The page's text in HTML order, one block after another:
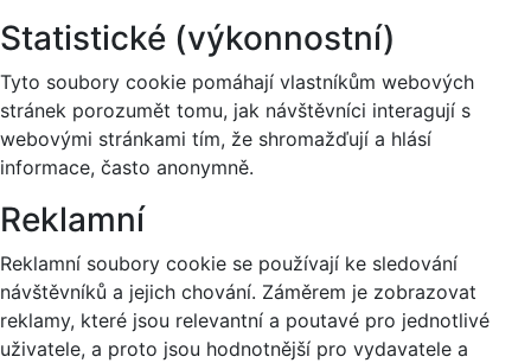
Statistické (výkonnostní)
Tyto soubory cookie pomáhají vlastníkům webových
stránek porozumět tomu, jak návštěvníci interagují s
webovými stránkami tím, že shromažďují a hlásí
informace, často anonymně.
Reklamní
Reklamní soubory cookie se používají ke sledování
návštěvníků a jejich chování. Záměrem je zobrazovat
reklamy, které jsou relevantní a poutavé pro jednotlivé
uživatele, a proto jsou hodnotnější pro vydavatele a